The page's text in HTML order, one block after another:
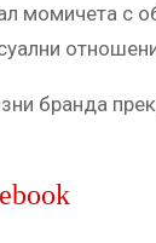
момичета с
бранда